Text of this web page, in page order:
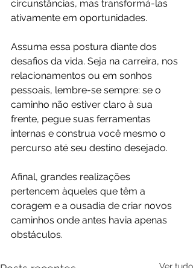
circunstâncias, mas transformá-las
ativamente em oportunidades.
Assuma essa postura diante dos
desafios da vida. Seja na carreira, nos
relacionamentos ou em sonhos
pessoais, lembre-se sempre: se o
caminho não estiver claro à sua
frente, pegue suas ferramentas
internas e construa você mesmo o
percurso até seu destino desejado.
Afinal, grandes realizações
pertencem àqueles que têm a
coragem e a ousadia de criar novos
caminhos onde antes havia apenas
obstáculos.
Ver tudo